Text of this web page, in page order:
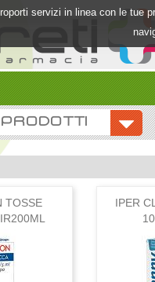
servizi in linea con le tue
TOSSE
IPER